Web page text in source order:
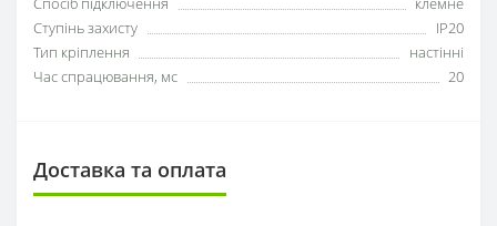
Ступінь захисту
IP20
Тип кріплення
настінні
Час спрацювання, мс
20
Доставка та оплата